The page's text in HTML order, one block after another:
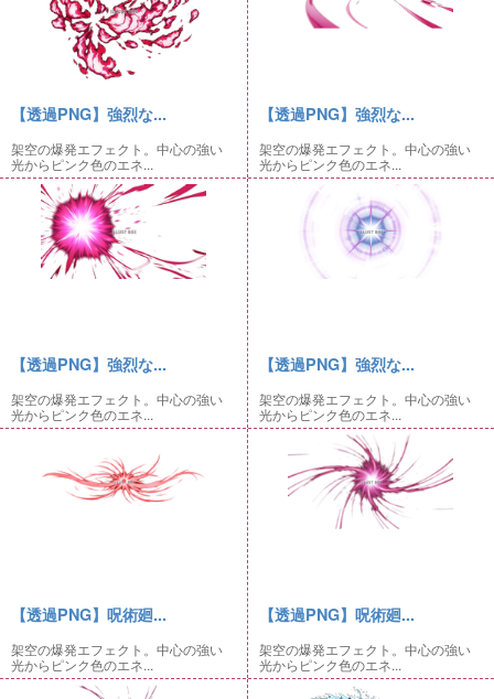
【透過PNG】強烈な...
架空の爆発エフェクト。中心の強い
光からピンク色のエネ...
【透過PNG】強烈な...
架空の爆発エフェクト。中心の強い
光からピンク色のエネ...
【透過PNG】強烈な...
架空の爆発エフェクト。中心の強い
光からピンク色のエネ...
【透過PNG】強烈な...
架空の爆発エフェクト。中心の強い
光からピンク色のエネ...
【透過PNG】呪術廻...
架空の爆発エフェクト。中心の強い
光からピンク色のエネ...
【透過PNG】呪術廻...
架空の爆発エフェクト。中心の強い
光からピンク色のエネ...